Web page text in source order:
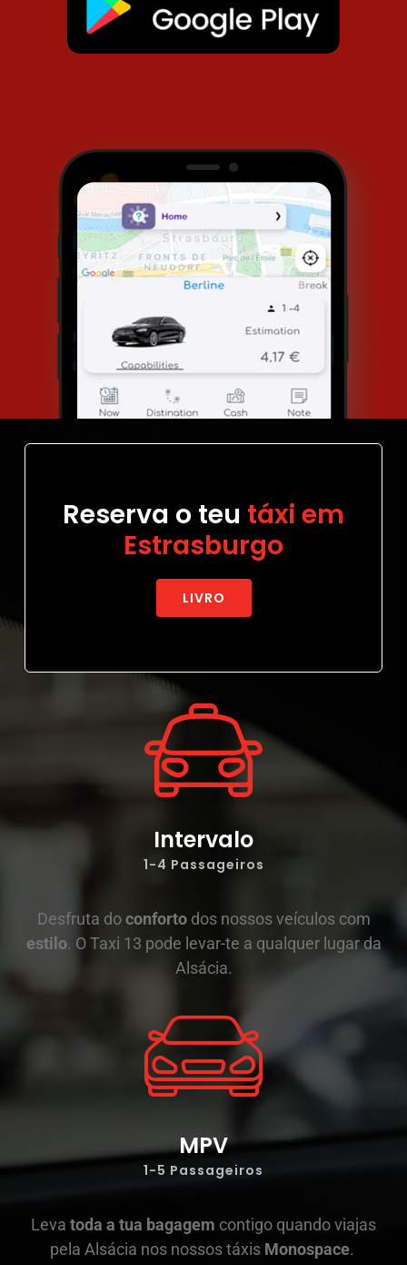
Reserva o teu táxi em
Estrasburgo
LIVRO
Intervalo
1-4 Passageiros
Desfruta doconfortodos nossos veículos com
estilo. O Taxi 13 pode levar-te a qualquer lugar da
Alsácia.
MPV
1-5 Passageiros
Leva toda a tua bagagem contigo quando viajas
pela Alsácia nos nossos táxis Monospace.